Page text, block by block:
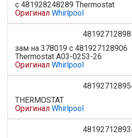
с 481928248289 Thermostat
Оригинал Whirlpool
зам на 378019 с 481927128906
Thermostat A03-0253-26
Оригинал Whirlpool
THERMOSTAT
Оригинал Whirlpool